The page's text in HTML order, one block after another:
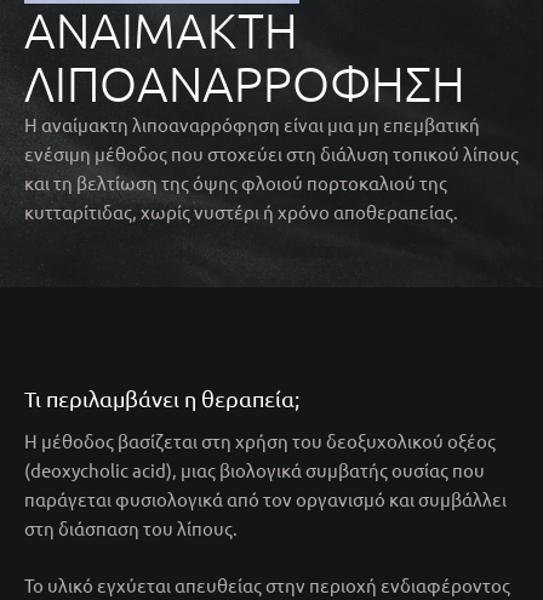
ΑΝΑΊΜΑΚΤΗ
ΛΙΠΟΑΝΑΡΡΌΦΗΣΗ
Η αναίμακτη λιποαναρρόφηση είναι μια μη επεμβατική
ενέσιμη μέθοδος που στοχεύει στη διάλυση τοπικού λίπους
και τη βελτίωση της όψης φλοιού πορτοκαλιού της
κυτταρίτιδας, χωρίς νυστέρι ή χρόνο αποθεραπείας.
Τι περιλαμβάνει η θεραπεία;
Η μέθοδος βασίζεται στη χρήση του δεοξυχολικού οξέος
(deoxycholic acid), μιας βιολογικά συμβατής ουσίας που
παράγεται φυσιολογικά από τον οργανισμό και συμβάλλει
στη διάσπαση του λίπους.
Το υλικό εγχύεται απευθείας στην περιοχή ενδιαφέροντος